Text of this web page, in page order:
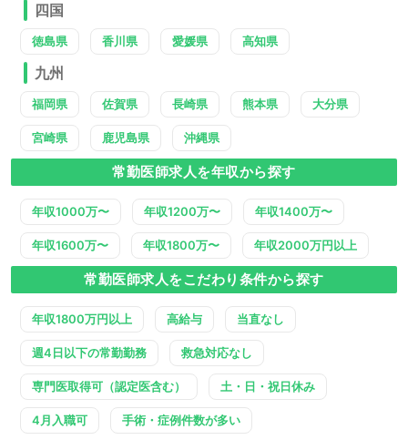
四国
徳島県 香川県 愛媛県 高知県
九州
福岡県 佐賀県 長崎県 熊本県 大分県
宮崎県 鹿児島県 沖縄県
常勤医師求人を年収から探す
年収1000万〜 年収1200万〜 年収1400万〜
年収1600万〜 年収1800万〜 年収2000万円以上
常勤医師求人をこだわり条件から探す
年収1800万円以上 高給与 当直なし
週4日以下の常勤勤務 救急対応なし
専門医取得可（認定医含む） 土・日・祝日休み
4月入職可 手術・症例件数が多い